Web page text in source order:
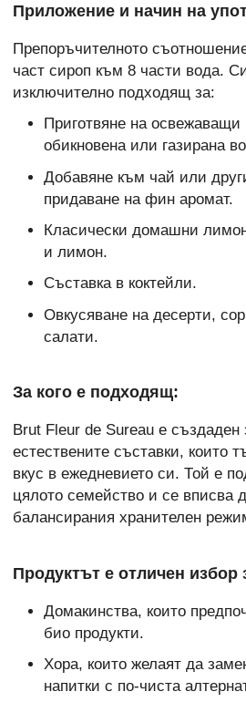
Приложение и начин на
Препоръчителното
част сироп към 8 части вода.
изключително подходящ за:
Приготвяне на освежаващи
обикновена или газирана
Добавяне към чай или
придаване на фин аромат.
Класически домашни
и лимон.
Съставка в коктейли.
Овкусяване на десерти,
салати.
За кого е подходящ:
Brut Fleur de Sureau е създаден
естествените съставки, които
вкус в ежедневието си. Той е
цялото семейство и се вписва
балансирания хранителен
Продуктът е отличен избор
Домакинства, които
био продукти.
Хора, които желаят да
напитки с по-чиста